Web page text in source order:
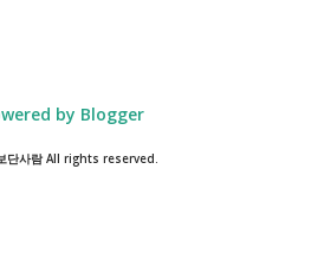
지원. 1. 2026년 기준 장례 지원 제도 현
장례 관련 지원은 대상자에 따라 금액과
by Blogger
단사람 All rights reserved.